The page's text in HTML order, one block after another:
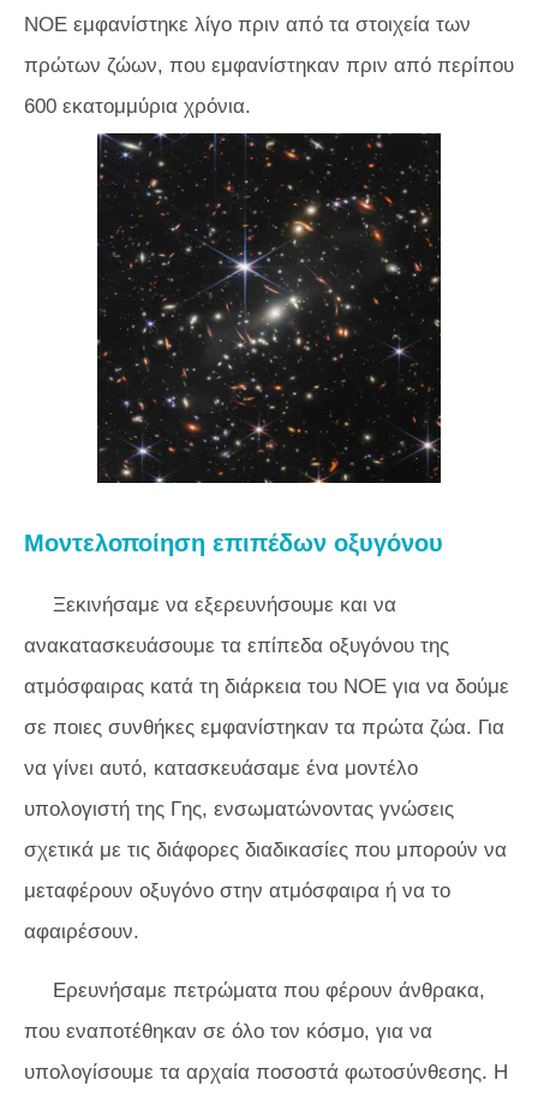
NOE εμφανίστηκε λίγο πριν από τα στοιχεία των
πρώτων ζώων, που εμφανίστηκαν πριν από περίπου
600 εκατομμύρια χρόνια.
Μοντελοποίηση επιπέδων οξυγόνου
Ξεκινήσαμε να εξερευνήσουμε και να
ανακατασκευάσουμε τα επίπεδα οξυγόνου της
ατμόσφαιρας κατά τη διάρκεια του NOE για να δούμε
σε ποιες συνθήκες εμφανίστηκαν τα πρώτα ζώα. Για
να γίνει αυτό, κατασκευάσαμε ένα μοντέλο
υπολογιστή της Γης, ενσωματώνοντας γνώσεις
σχετικά με τις διάφορες διαδικασίες που μπορούν να
μεταφέρουν οξυγόνο στην ατμόσφαιρα ή να το
αφαιρέσουν.
Ερευνήσαμε πετρώματα που φέρουν άνθρακα,
που εναποτέθηκαν σε όλο τον κόσμο, για να
υπολογίσουμε τα αρχαία ποσοστά φωτοσύνθεσης. Η